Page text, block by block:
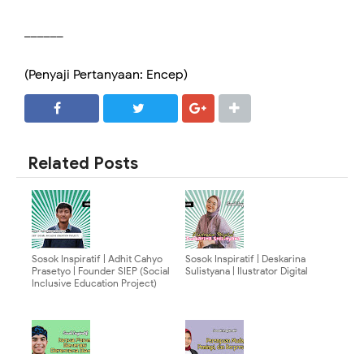
(Penyaji Pertanyaan: Encep)
Related Posts
Sosok Inspiratif | Adhit Cahyo
Prasetyo | Founder SIEP (Social
Inclusive Education Project)
Sosok Inspiratif | Deskarina
Sulistyana | Ilustrator Digital